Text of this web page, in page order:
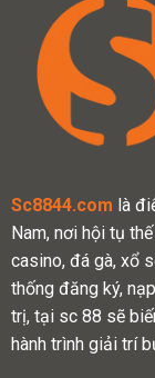
Sc8844.com là
Nam, nơi hội tụ
casino, đá gà, xổ
thống đăng ký,
trị, tại sc 88 sẽ
hành trình giải trí